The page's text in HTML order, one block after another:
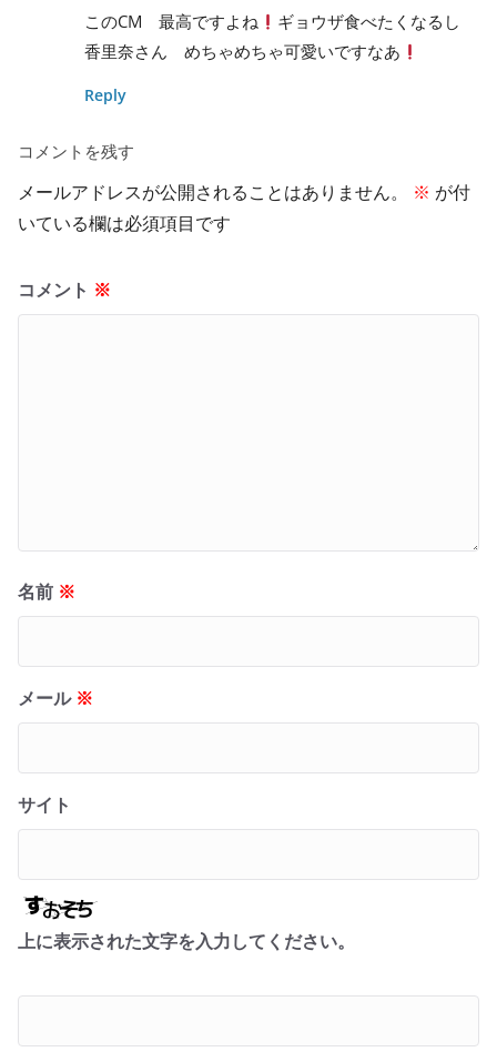
このCM 最高ですよね
ギョウザ食べたくなるし
香里奈さん めちゃめちゃ可愛いですなあ
Reply
コメントを残す
メールアドレスが公開されることはありません。 ※ が付
いている欄は必須項目です
コメント ※
名前 ※
メール ※
サイト
上に表示された文字を入力してください。